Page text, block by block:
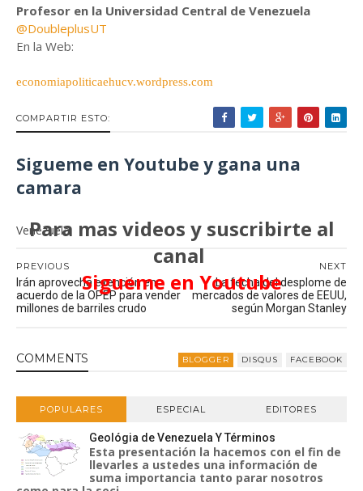
Profesor en la Universidad Central de Venezuela
@DoubleplusUT
En la Web:
economiapoliticaehucv.wordpress.com
COMPARTIR ESTO:
Sigueme en Youtube y gana una
camara
Para mas videos y suscribirte al
canal
Sigueme en Youtube
Venezuela
NEXT
La fecha del desplome de
mercados de valores de EEUU,
según Morgan Stanley
PREVIOUS
Irán aprovecha exención en
acuerdo de la OPEP para vender
millones de barriles crudo
COMMENTS BLOGGER DISQUS FACEBOOK
POPULARES ESPECIAL EDITORES
Geológia de Venezuela Y Términos
Esta presentación la hacemos con el fin de
llevarles a ustedes una información de
suma importancia tanto parar nosotros